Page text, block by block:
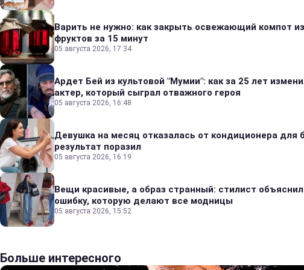
Варить не нужно: как закрыть освежающий компот
фруктов за 15 минут
05 августа 2026, 17:34
Ардет Бей из культовой "Мумии": как за 25 лет
актер, который сыграл отважного героя
05 августа 2026, 16:48
Девушка на месяц отказалась от кондиционера для
результат поразил
05 августа 2026, 16:19
Вещи красивые, а образ странный: стилист
ошибку, которую делают все модницы
05 августа 2026, 15:52
Больше интересного